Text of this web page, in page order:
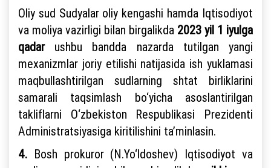
Oliy sud Sudyalar oliy kengashi hamda Iqtisodiyot
va moliya vazirligi bilan birgalikda 2023 yil 1 iyulga
qadarushbu bandda nazarda tutilgan yangi
mexanizmlar joriy etilishi natijasida ish yuklamasi
maqbullashtirilgan sudlarning shtat birliklarini
samarali taqsimlash bo‘yicha asoslantirilgan
takliflarni O‘zbekiston Respublikasi Prezidenti
Administratsiyasiga kiritilishini ta’minlasin.
4. Bosh prokuror (N.Yo‘ldoshev) Iqtisodiyot va